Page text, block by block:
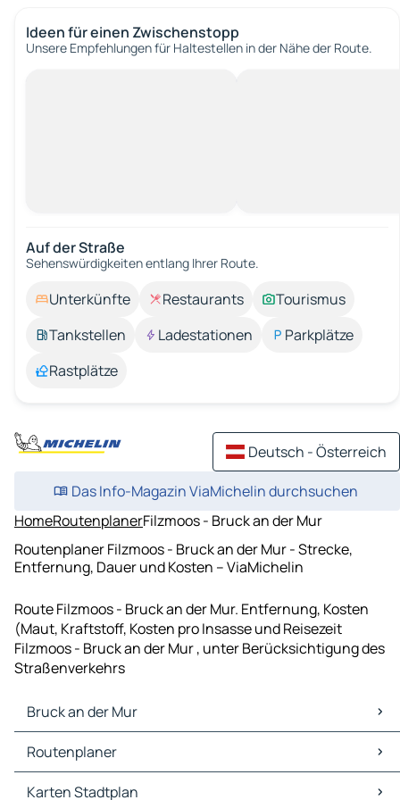
Ideen für einen Zwischenstopp
Unsere Empfehlungen für Haltestellen in der Nähe der Route.
Auf der Straße
Sehenswürdigkeiten entlang Ihrer Route.
Unterkünfte Restaurants
Tourismus
Tankstellen
Ladestationen
Parkplätze
Rastplätze
Deutsch - Österreich
Das Info-Magazin ViaMichelin durchsuchen
HomeRoutenplanerFilzmoos - Bruck an der Mur
Routenplaner Filzmoos - Bruck an der Mur - Strecke,
Entfernung, Dauer und Kosten – ViaMichelin
Route Filzmoos - Bruck an der Mur. Entfernung, Kosten
(Maut, Kraftstoff, Kosten pro Insasse und Reisezeit
Filzmoos - Bruck an der Mur , unter Berücksichtigung des
Straßenverkehrs
Bruck an der Mur
Bruck an der Mur Karten Stadtplan
Bruck an der Mur Verkehr
Bruck an der Mur Hotels
Routenplaner
Routenplaner Bruck an der Mur - Leoben
Karten Stadtplan